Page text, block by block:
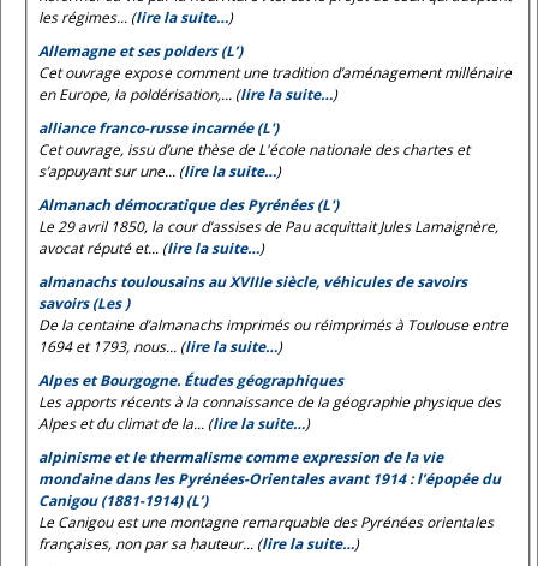
les régimes... (lire la suite…)
Allemagne et ses polders (L’)
Cet ouvrage expose comment une tradition d’aménagement millénaire
en Europe, la poldérisation,... (lire la suite…)
alliance franco-russe incarnée (L')
Cet ouvrage, issu d’une thèse de L'école nationale des chartes et
s’appuyant sur une... (lire la suite…)
Almanach démocratique des Pyrénées (L')
Le 29 avril 1850, la cour d’assises de Pau acquittait Jules Lamaignère,
avocat réputé et... (lire la suite…)
almanachs toulousains au XVIIIe siècle, véhicules de savoirs
savoirs (Les )
De la centaine d’almanachs imprimés ou réimprimés à Toulouse entre
1694 et 1793, nous... (lire la suite…)
Alpes et Bourgogne. Études géographiques
Les apports récents à la connaissance de la géographie physique des
Alpes et du climat de la... (lire la suite…)
alpinisme et le thermalisme comme expression de la vie
mondaine dans les Pyrénées-Orientales avant 1914 : l’épopée du
Canigou (1881-1914) (L’)
Le Canigou est une montagne remarquable des Pyrénées orientales
françaises, non par sa hauteur... (lire la suite…)